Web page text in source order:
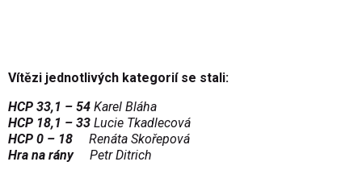
Vítězi jednotlivých kategorií se stali:
HCP 33,1 – 54 Karel Bláha
HCP 18,1 – 33 Lucie Tkadlecová
HCP 0 – 18
Renáta Skořepová
Hra na rány
Petr Ditrich